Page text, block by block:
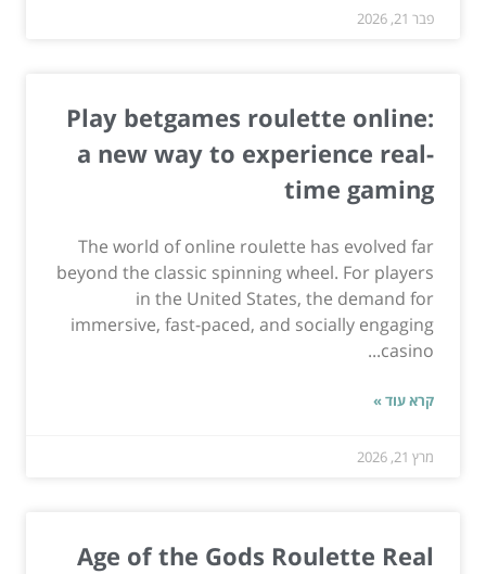
פבר 21, 2026
Play betgames roulette online:
a new way to experience real-
time gaming
The world of online roulette has evolved far
beyond the classic spinning wheel. For players
in the United States, the demand for
immersive, fast-paced, and socially engaging
casino...
קרא עוד »
מרץ 21, 2026
Age of the Gods Roulette Real